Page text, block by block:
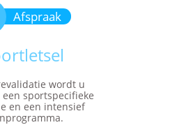
Afspraak
wordt u
sportspecifieke
en een intensief